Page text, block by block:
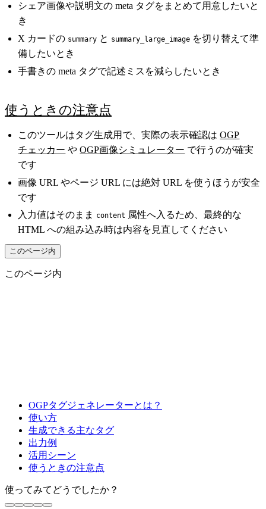
シェア画像や説明文の meta タグをまとめて用意したいと
き
X カードの summary と summary_large_image を切り替えて準
備したいとき
手書きの meta タグで記述ミスを減らしたいとき
使うときの注意点
このツールはタグ生成用で、実際の表示確認はOGP
チェッカー やOGP画像シミュレーター で行うのが確実
です
画像 URL やページ URL には絶対 URL を使うほうが安全
です
入力値はそのまま
content 属性へ入るため、最終的な
HTML への組み込み時は内容を見直してください
このページ内
このページ内
OGPタグジェネレーターとは？
使い方
生成できる主なタグ
出力例
活用シーン
使うときの注意点
使ってみてどうでしたか？